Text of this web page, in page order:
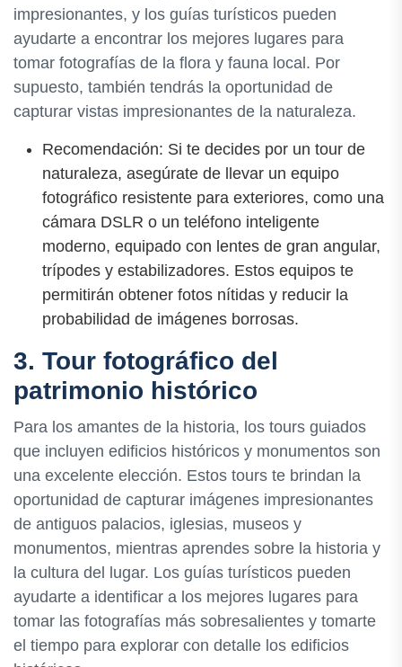
impresionantes, y los guías turísticos pueden
ayudarte a encontrar los mejores lugares para
tomar fotografías de la flora y fauna local. Por
supuesto, también tendrás la oportunidad de
capturar vistas impresionantes de la naturaleza.
Recomendación: Si te decides por un tour de
naturaleza, asegúrate de llevar un equipo
fotográfico resistente para exteriores, como una
cámara DSLR o un teléfono inteligente
moderno, equipado con lentes de gran angular,
trípodes y estabilizadores. Estos equipos te
permitirán obtener fotos nítidas y reducir la
probabilidad de imágenes borrosas.
3. Tour fotográfico del
patrimonio histórico
Para los amantes de la historia, los tours guiados
que incluyen edificios históricos y monumentos son
una excelente elección. Estos tours te brindan la
oportunidad de capturar imágenes impresionantes
de antiguos palacios, iglesias, museos y
monumentos, mientras aprendes sobre la historia y
la cultura del lugar. Los guías turísticos pueden
ayudarte a identificar a los mejores lugares para
tomar las fotografías más sobresalientes y tomarte
el tiempo para explorar con detalle los edificios